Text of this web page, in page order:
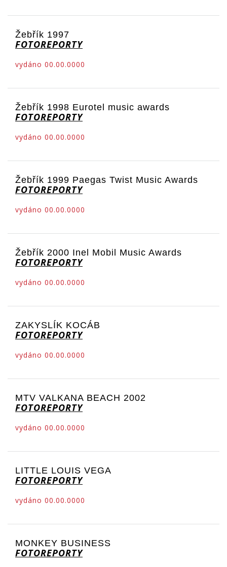
Žebřík 1997
FOTOREPORTY
vydáno 00.00.0000
Žebřík 1998 Eurotel music awards
FOTOREPORTY
vydáno 00.00.0000
Žebřík 1999 Paegas Twist Music Awards
FOTOREPORTY
vydáno 00.00.0000
Žebřík 2000 Inel Mobil Music Awards
FOTOREPORTY
vydáno 00.00.0000
ZAKYSLÍK KOCÁB
FOTOREPORTY
vydáno 00.00.0000
MTV VALKANA BEACH 2002
FOTOREPORTY
vydáno 00.00.0000
LITTLE LOUIS VEGA
FOTOREPORTY
vydáno 00.00.0000
MONKEY BUSINESS
FOTOREPORTY